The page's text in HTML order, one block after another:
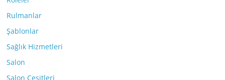
Rulmanlar
Şablonlar
Sağlık Hizmetleri
Salon
Salon Çeşitleri